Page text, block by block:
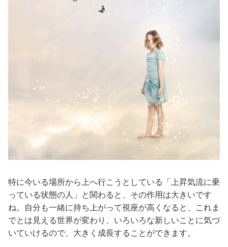
特に今いる場所から上へ行こうとしている「上昇気流に乗
っている状態の人」と関わると、その作用は大きいです
ね。自分も一緒に持ち上がって視座が高くなると、これま
でとは見える世界が変わり、いろいろな新しいことに気づ
いていけるので、大きく成長することができます。